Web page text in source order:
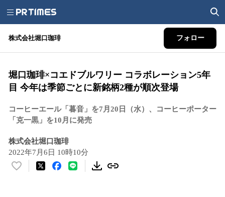
株式会社堀口珈琲 フォロー
堀口珈琲×コエドブルワリー コラボレーション5年
目 今年は季節ごとに新銘柄2種が順次登場
コーヒーエール「暮音」を7月20日（水）、コーヒーポーター
「克一黒」を10月に発売
株式会社堀口珈琲
2022年7月6日 10時10分
い